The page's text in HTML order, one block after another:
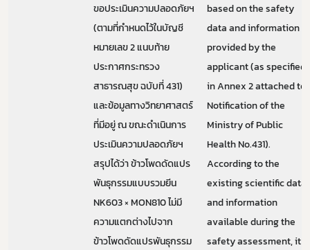
ขอประเมินความปลอดภัยฯ
(ตามที่กำหนดไว้ในบัญชี
หมายเลข 2 แนบท้าย
ประกาศกระทรวง
สาธารณสุข ฉบับที่ 431)
และข้อมูลทางวิทยาศาสตร์
ที่มีอยู่ ณ ขณะดำเนินการ
ประเมินความปลอดภัยฯ
สรุปได้ว่า ข้าวโพดดัดแปร
พันธุกรรมแบบรวมยีน
NK603 × MON810 ไม่มี
ความแตกต่างไปจาก
ข้าวโพดดัดแปรพันธุกรรม
based on the safety
data and information
provided by the
applicant (as specified
in Annex 2 attached to
Notification of the
Ministry of Public
Health No.431).
According to the
existing scientific data
and information
available during the
safety assessment, it